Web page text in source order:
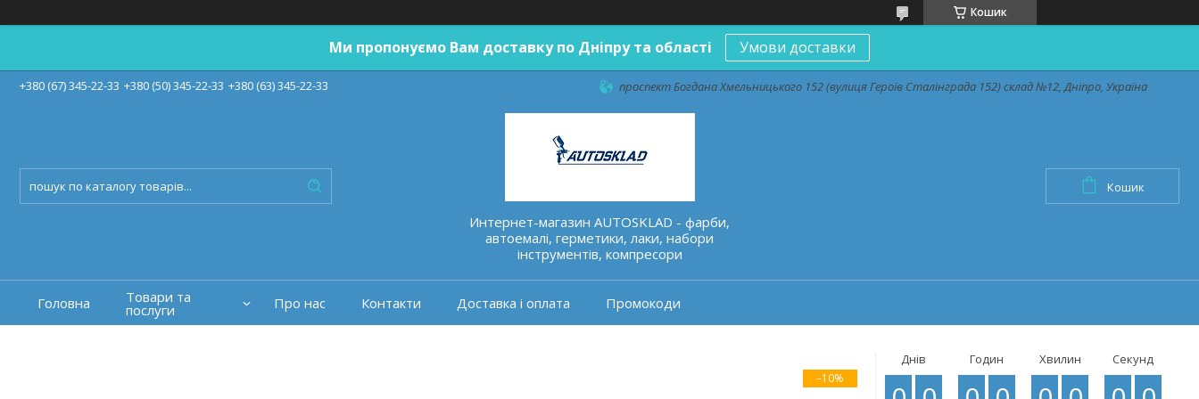
Кошик
Ми пропонуємо Вам доставку по Дніпру та області Умови доставки
+380 (67) 345-22-33 +380 (50) 345-22-33 +380 (63) 345-22-33 проспект Богдана Хмельницького 152 (вулиця Героїв Сталінграда 152) склад №12, Дніпро, Україна
Интернет-магазин AUTOSKLAD - фарби,
автоемалі, герметики, лаки, набори
інструментів, компресори
Кошик
Головна Товари та
послуги Про нас Контакти Доставка і оплата Промокоди
–10%
Днів Годин Хвилин Секунд